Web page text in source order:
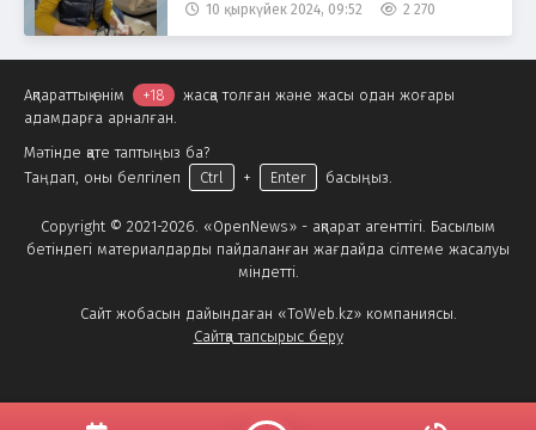
10 қыркүйек 2024, 09:52 2 270
Copyright © 2021-2026. «OpenNews» - ақпарат агенттігі. Басылым
бетіндегі материалдарды пайдаланған жағдайда сілтеме жасалуы
міндетті.
Сайт жобасын дайындаған «ToWeb.kz» компаниясы.
Сайтқа тапсырыс беру
Ақпараттық өнім +18
жасқа толған және жасы одан жоғары
адамдарға арналған.
Мәтінде қате таптыңыз ба?
Таңдап, оны белгілеп
Ctrl + Enter басыңыз.